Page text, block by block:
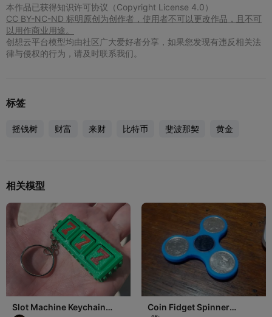
本作品已获得知识许可协议（Copyright License 4.0）
CC BY-NC-ND 标明原创为创作者，使用者不可以更改作品，且不可
以用作商业用途。
创想云平台模型均由社区广大爱好者分享，如果您发现有违反相关法
律与侵权的行为，请及时联系我们。
标签
摇钱树 财富 来财 比特币 斐波那契 黄金
相关模型
Slot Machine Keychain
Coin Fidget Spinner